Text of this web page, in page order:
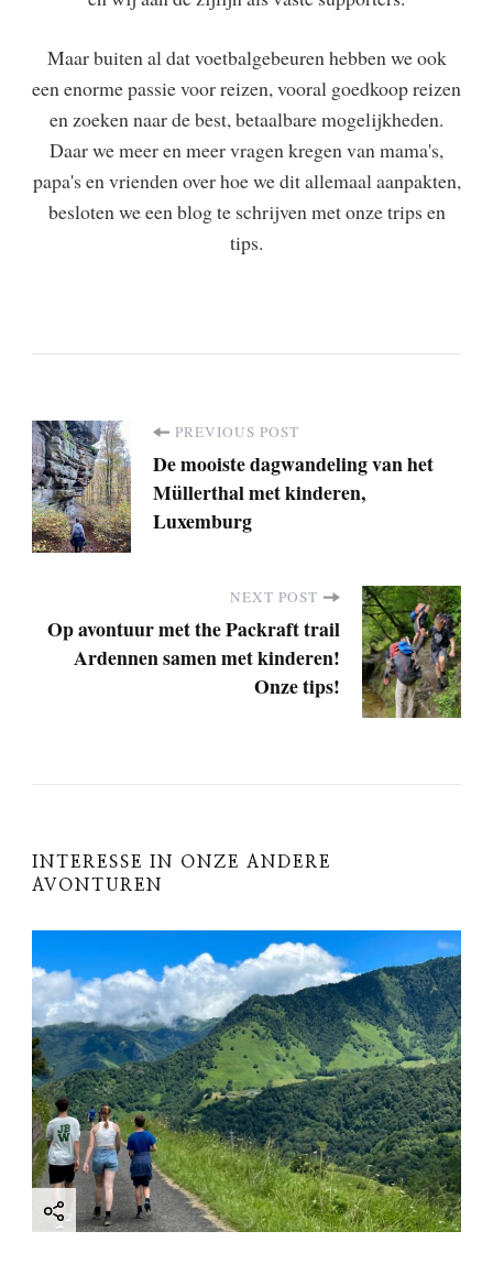
Maar buiten al dat voetbalgebeuren hebben we ook
een enorme passie voor reizen, vooral goedkoop reizen
en zoeken naar de best, betaalbare mogelijkheden.
Daar we meer en meer vragen kregen van mama's,
papa's en vrienden over hoe we dit allemaal aanpakten,
besloten we een blog te schrijven met onze trips en
tips.
P
o
s
i
g
a
t
i
o
n
PREVIOUS POST
De mooiste dagwandeling van het
Müllerthal met kinderen,
Luxemburg
NEXT POST
Op avontuur met the Packraft trail
Ardennen samen met kinderen!
Onze tips!
INTERESSE IN ONZE ANDERE
AVONTUREN